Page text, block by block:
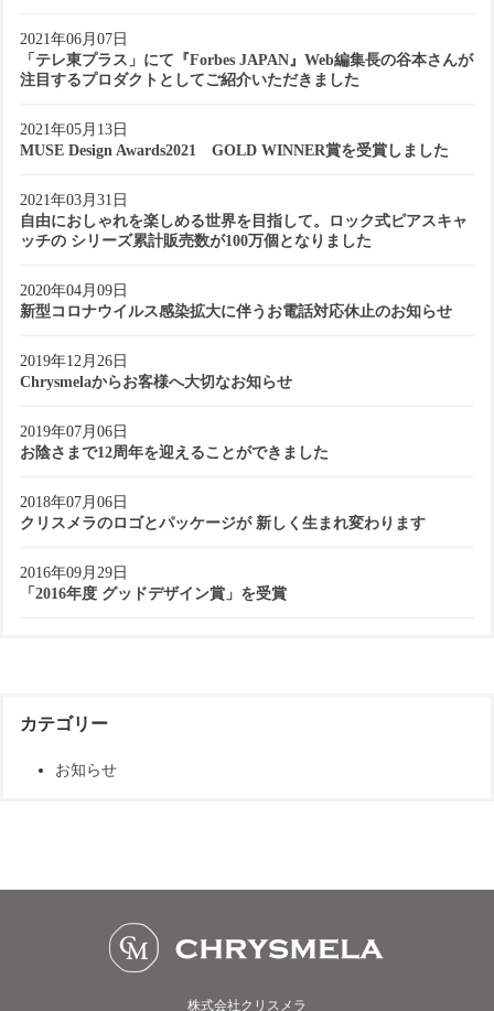
2021年06月07日
「テレ東プラス」にて『Forbes JAPAN』Web編集長の谷本さんが
注目するプロダクトとしてご紹介いただきました
2021年05月13日
MUSE Design Awards2021 GOLD WINNER賞を受賞しました
2021年03月31日
自由におしゃれを楽しめる世界を目指して。ロック式ピアスキャ
ッチの シリーズ累計販売数が100万個となりました
2020年04月09日
新型コロナウイルス感染拡大に伴うお電話対応休止のお知らせ
2019年12月26日
Chrysmelaからお客様へ大切なお知らせ
2019年07月06日
お陰さまで12周年を迎えることができました
2018年07月06日
クリスメラのロゴとパッケージが 新しく生まれ変わります
2016年09月29日
「2016年度 グッドデザイン賞」を受賞
カテゴリー
お知らせ
株式会社クリスメラ